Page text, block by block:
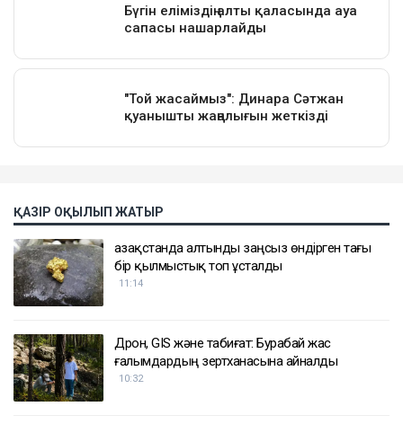
ҚАЗІР ОҚЫЛЫП ЖАТЫР
Қазақстанда алтынды заңсыз өндірген тағы
бір қылмыстық топ ұсталды
11:14
Дрон, GIS және табиғат: Бурабай жас
ғалымдардың зертханасына айналды
10:32